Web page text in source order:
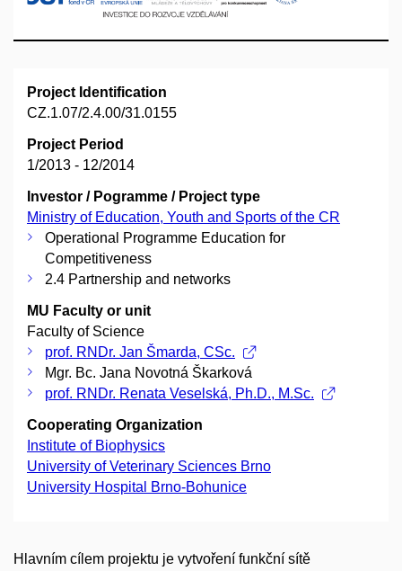
Project Identification
CZ.1.07/2.4.00/31.0155
Project Period
1/2013 - 12/2014
Investor / Pogramme / Project type
Ministry of Education, Youth and Sports of the CR
Operational Programme Education for
Competitiveness
2.4 Partnership and networks
MU Faculty or unit
Faculty of Science
prof. RNDr. Jan Šmarda, CSc.
Mgr. Bc. Jana Novotná Škarková
prof. RNDr. Renata Veselská, Ph.D., M.Sc.
Cooperating Organization
Institute of Biophysics
University of Veterinary Sciences Brno
University Hospital Brno-Bohunice
Hlavním cílem projektu je vytvoření funkční sítě